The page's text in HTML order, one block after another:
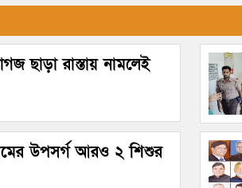
ছাড়া রাস্তায় নামলেই
উপসর্গ আরও ২ শিশুর